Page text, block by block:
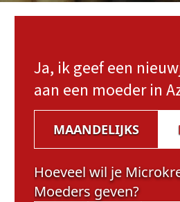
Ja, ik geef een
aan een moeder in
MAANDELIJKS
Hoeveel wil je
Moeders geven?